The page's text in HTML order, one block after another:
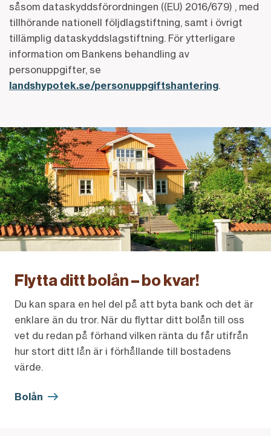
såsom dataskyddsförordningen ((EU) 2016/679) , med
tillhörande nationell följdlagstiftning, samt i övrigt
tillämplig dataskyddslagstiftning. För ytterligare
information om Bankens behandling av
personuppgifter, se
landshypotek.se/personuppgiftshantering.
Flytta ditt bolån – bo kvar!
Du kan spara en hel del på att byta bank och det är
enklare än du tror. När du flyttar ditt bolån till oss
vet du redan på förhand vilken ränta du får utifrån
hur stort ditt lån är i förhållande till bostadens
värde.
Bolån